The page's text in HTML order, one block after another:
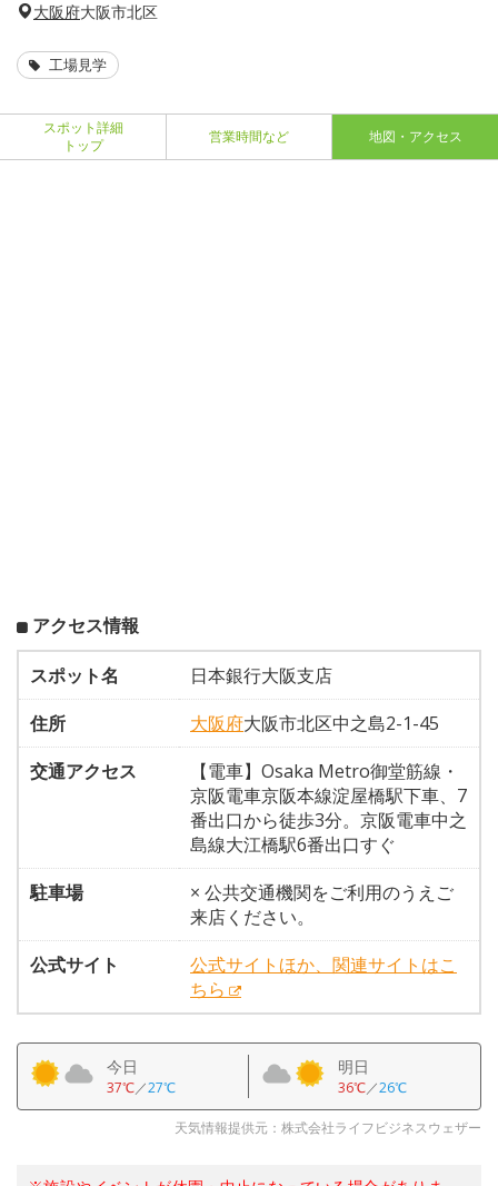
大阪府大阪市北区
工場見学
スポット詳細
トップ
営業時間など 地図・アクセス
アクセス情報
スポット名
日本銀行大阪支店
住所
大阪府大阪市北区中之島2-1-45
交通アクセス
【電車】Osaka Metro御堂筋線・
京阪電車京阪本線淀屋橋駅下車、7
番出口から徒歩3分。京阪電車中之
島線大江橋駅6番出口すぐ
駐車場
× 公共交通機関をご利用のうえご
来店ください。
公式サイト
公式サイトほか、関連サイトはこ
ちら
今日
37℃／27℃
明日
36℃／26℃
天気情報提供元：株式会社ライフビジネスウェザー